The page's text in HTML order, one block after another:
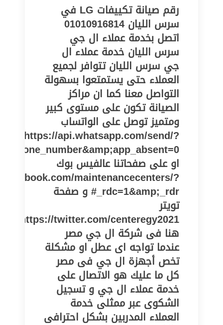
رقم صيانة تكييفات LG في
سرس الليان 01010916814
اتصل بخدمة عملاء ال جي
سرس الليان خدمة عملاء ال
جي سرس الليان تتوافر لجميع
العملاء حتى يستمتعوا بسهولة
التواصل معنا كما ان مراكز
الصيانة تكون على مستوى كبير
ومتميز توصل على الواتساب
https://api.whatsapp.com/send/?
او على صفحاتنا عالفيس بوك
maintenancecenters/?
_rdc=1&amp;_rdr# و صفحة
تويتر
https://twitter.com/centeregy2021
هنا فى شركة ال جي مصر
عندما تواجه اى عطل او مشكلة
تخص أجهزة ال جي فى مصر
كل ما عليك هو الاتصال على
خدمة عملاء ال جي و تسجيل
الشكوى عبر ممثلى خدمة
العملاء المدربين بشكل احترافى